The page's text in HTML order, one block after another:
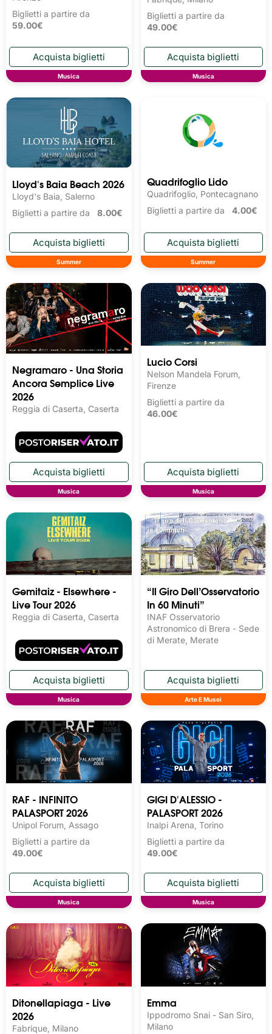
Biglietti a partire da
59.00€
Musica
Biglietti a partire da
49.00€
Musica
Lloyd's Baia Beach 2026
Lloyd's Baia, Salerno
Biglietti a partire da 8.00€
Summer
Quadrifoglio Lido
Quadrifoglio, Pontecagnano
Biglietti a partire da 4.00€
Summer
Negramaro - Una Storia
Ancora Semplice Live
2026
Reggia di Caserta, Caserta
Musica
Lucio Corsi
Nelson Mandela Forum,
Firenze
Biglietti a partire da
46.00€
Musica
Gemitaiz - Elsewhere -
Live Tour 2026
Reggia di Caserta, Caserta
Musica
“Il Giro Dell’Osservatorio
In 60 Minuti”
INAF Osservatorio
Astronomico di Brera - Sede
di Merate, Merate
Arte E Musei
RAF - INFINITO
PALASPORT 2026
Unipol Forum, Assago
Biglietti a partire da
49.00€
Musica
GIGI D'ALESSIO -
PALASPORT 2026
Inalpi Arena, Torino
Biglietti a partire da
49.00€
Musica
Ditonellapiaga - Live
2026
Fabrique, Milano
Emma
Ippodromo Snai - San Siro,
Milano